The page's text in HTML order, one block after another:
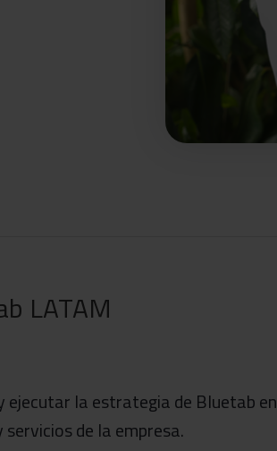
LATAM
ejecutar la estrategia de Bluetab en
de la empresa.